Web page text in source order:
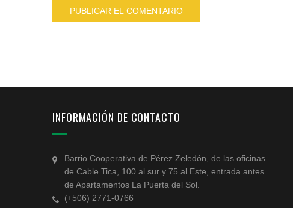
INFORMACIÓN DE CONTACTO
Barrio Cooperativa de Pérez Zeledón, de las oficinas
de Cable Tica, 100 al sur y 75 al Este, entrada antes
de Apartamentos La Puerta del Sol.
(+506) 2771-0766